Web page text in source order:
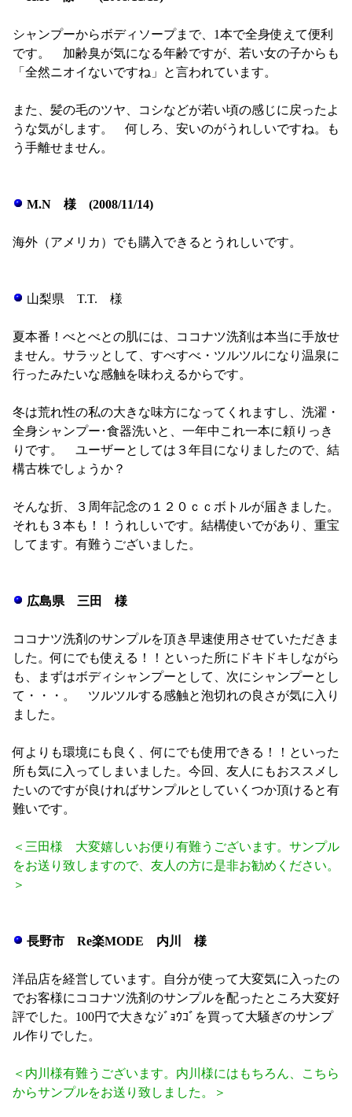
シャンプーからボディソープまで、1本で全身使えて便利
です。 加齢臭が気になる年齢ですが、若い女の子からも
「全然ニオイないですね」と言われています。
また、髪の毛のツヤ、コシなどが若い頃の感じに戻ったよ
うな気がします。 何しろ、安いのがうれしいですね。も
う手離せません。
M.N 様 (2008/11/14)
海外（アメリカ）でも購入できるとうれしいです。
山梨県 T.T. 様
夏本番！べとべとの肌には、ココナツ洗剤は本当に手放せ
ません。サラッとして、すべすべ・ツルツルになり温泉に
行ったみたいな感触を味わえるからです。
冬は荒れ性の私の大きな味方になってくれますし、洗濯・
全身シャンプー･食器洗いと、一年中これ一本に頼りっき
りです。 ユーザーとしては３年目になりましたので、結
構古株でしょうか？
そんな折、３周年記念の１２０ｃｃボトルが届きました。
それも３本も！！うれしいです。結構使いでがあり、重宝
してます。有難うございました。
広島県 三田 様
ココナツ洗剤のサンプルを頂き早速使用させていただきま
した。何にでも使える！！といった所にドキドキしながら
も、まずはボディシャンプーとして、次にシャンプーとし
て・・・。 ツルツルする感触と泡切れの良さが気に入り
ました。
何よりも環境にも良く、何にでも使用できる！！といった
所も気に入ってしまいました。今回、友人にもおススメし
たいのですが良ければサンプルとしていくつか頂けると有
難いです。
＜三田様 大変嬉しいお便り有難うございます。サンプル
をお送り致しますので、友人の方に是非お勧めください。
＞
長野市 Re楽MODE 内川 様
洋品店を経営しています。自分が使って大変気に入ったの
でお客様にココナツ洗剤のサンプルを配ったところ大変好
評でした。100円で大きなｼﾞｮｳｺﾞを買って大騒ぎのサンプ
ル作りでした。
＜内川様有難うございます。内川様にはもちろん、こちら
からサンプルをお送り致しました。＞